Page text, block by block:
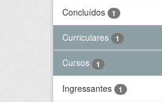
Concluídos 1
Curriculares 1
Cursos 1
Ingressantes 1